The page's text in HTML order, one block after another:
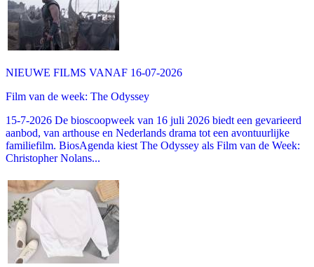
NIEUWE FILMS VANAF 16-07-2026
Film van de week: The Odyssey
15-7-2026 De bioscoopweek van 16 juli 2026 biedt een gevarieerd
aanbod, van arthouse en Nederlands drama tot een avontuurlijke
familiefilm. BiosAgenda kiest The Odyssey als Film van de Week:
Christopher Nolans...